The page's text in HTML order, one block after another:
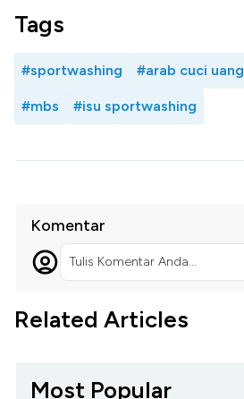
Tags
#sportwashing #arab cuci uang
#mbs #isu sportwashing
Komentar
Tulis Komentar Anda...
Related Articles
Most Popular